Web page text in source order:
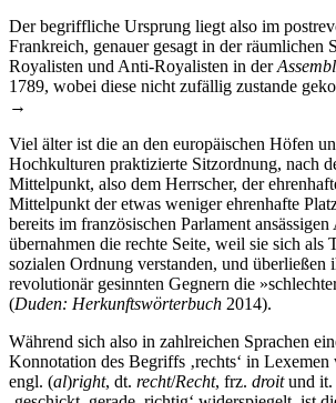
Der begriffliche Ursprung liegt also im
Frankreich, genauer gesagt in der räumlichen
Royalisten und Anti-Royalisten in der
1789, wobei diese nicht zufällig zustande
→
Viel älter ist die an den europäischen Höfen
Hochkulturen praktizierte Sitzordnung, nach
Mittelpunkt, also dem Herrscher, der
Mittelpunkt der etwas weniger ehrenhafte
bereits im französischen Parlament ansässigen
übernahmen die rechte Seite, weil sie sich als
sozialen Ordnung verstanden, und überließen
revolutionär gesinnten Gegnern die
(Duden: Herkunftswörterbuch 2014).
Während sich also in zahlreichen Sprachen
Konnotation des Begriffs ‚rechts‘ in Lexemen
engl. (al)right, dt. recht/Recht, frz. droitund it.